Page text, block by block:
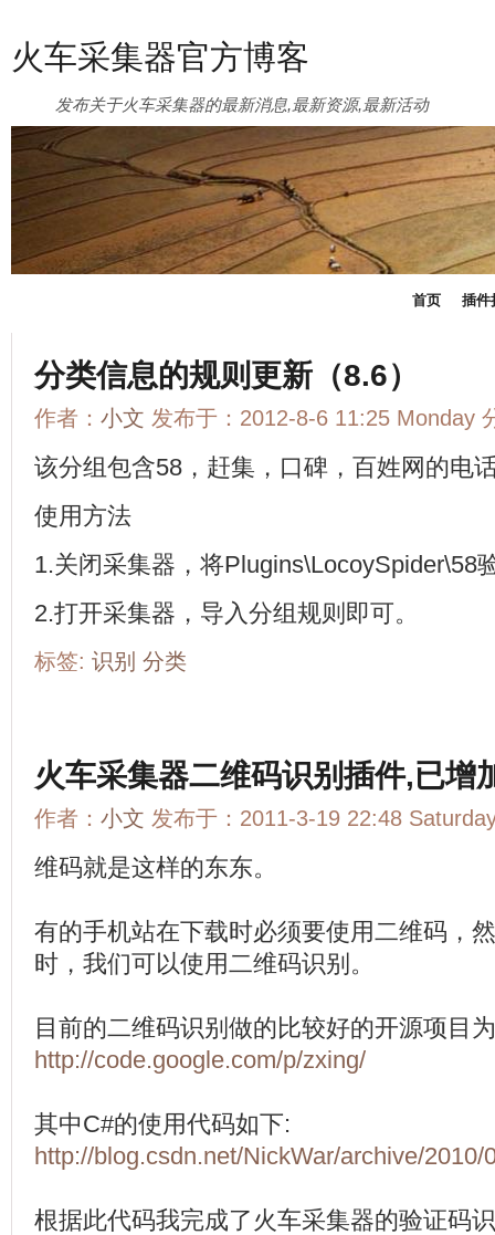
火车采集器官方博客
发布关于火车采集器的最新消息,最新资源,最新活动
首页 插件
分类信息的规则更新（8.6）
作者： 小文 发布于：2012-8-6 11:25 Monday
该分组包含58，赶集，口碑，百姓网的电
使用方法
1.关闭采集器，将Plugins\LocoySpider\58
2.打开采集器，导入分组规则即可。
标签: 识别 分类
火车采集器二维码识别插件,已增
作者： 小文 发布于：2011-3-19 22:48
维码就是这样的东东。
有的手机站在下载时必须要使用二维码，
时，我们可以使用二维码识别。
目前的二维码识别做的比较好的开源项目为
http://code.google.com/p/zxing/
其中C#的使用代码如下:
http://blog.csdn.net/NickWar/archive/2010/
根据此代码我完成了火车采集器的验证码